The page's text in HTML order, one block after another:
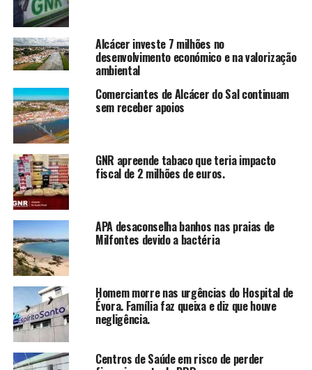
Alcácer investe 7 milhões no
desenvolvimento económico e na valorização
ambiental
Comerciantes de Alcácer do Sal continuam
sem receber apoios
GNR apreende tabaco que teria impacto
fiscal de 2 milhões de euros.
APA desaconselha banhos nas praias de
Milfontes devido a bactéria
Homem morre nas urgências do Hospital de
Évora. Família faz queixa e diz que houve
negligência.
Centros de Saúde em risco de perder